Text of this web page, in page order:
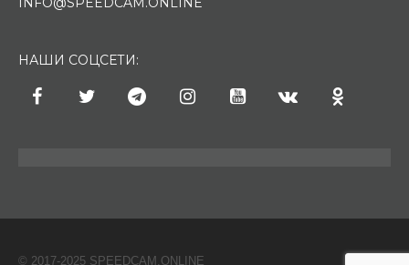
НАШИ СОЦСЕТИ:
© 2017-2025 SPEEDCAM.ONLINE